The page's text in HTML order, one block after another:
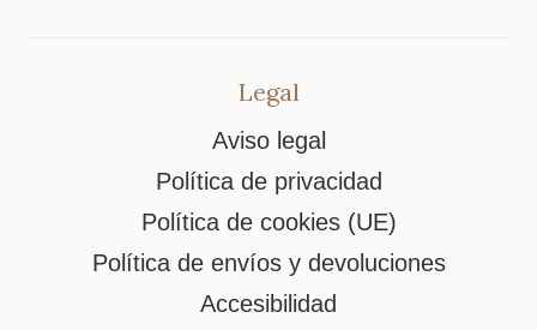
Legal
Aviso legal
Política de privacidad
Política de cookies (UE)
Política de envíos y devoluciones
Accesibilidad